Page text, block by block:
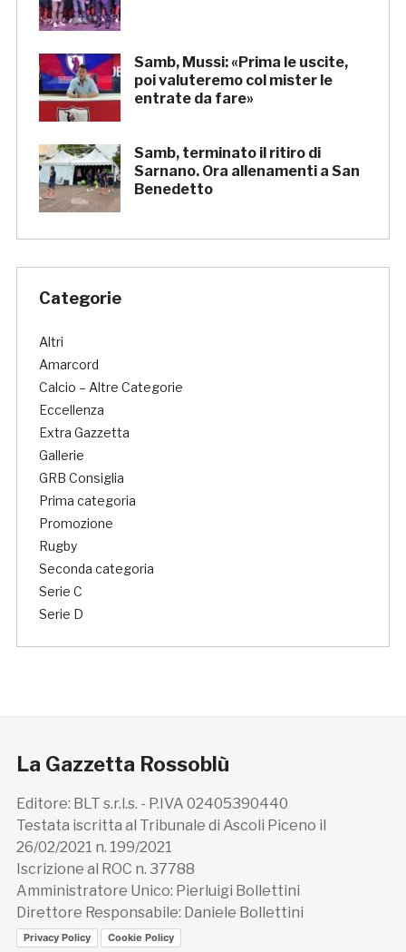
Samb, Mussi: «Prima le uscite,
poi valuteremo col mister le
entrate da fare»
Samb, terminato il ritiro di
Sarnano. Ora allenamenti a San
Benedetto
Categorie
Altri
Amarcord
Calcio – Altre Categorie
Eccellenza
Extra Gazzetta
Gallerie
GRB Consiglia
Prima categoria
Promozione
Rugby
Seconda categoria
Serie C
Serie D
La Gazzetta Rossoblù
Editore: BLT s.r.l.s. - P.IVA 02405390440
Testata iscritta al Tribunale di Ascoli Piceno il
26/02/2021 n. 199/2021
Iscrizione al ROC n. 37788
Amministratore Unico: Pierluigi Bollettini
Direttore Responsabile: Daniele Bollettini
Privacy Policy Cookie Policy